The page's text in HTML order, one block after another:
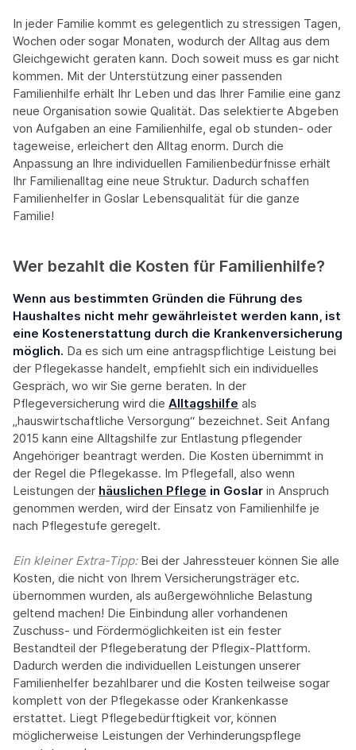
In jeder Familie kommt es gelegentlich zu stressigen Tagen,
Wochen oder sogar Monaten, wodurch der Alltag aus dem
Gleichgewicht geraten kann. Doch soweit muss es gar nicht
kommen. Mit der Unterstützung einer passenden
Familienhilfe erhält Ihr Leben und das Ihrer Familie eine ganz
neue Organisation sowie Qualität. Das selektierte Abgeben
von Aufgaben an eine Familienhilfe, egal ob stunden- oder
tageweise, erleichert den Alltag enorm. Durch die
Anpassung an Ihre individuellen Familienbedürfnisse erhält
Ihr Familienalltag eine neue Struktur. Dadurch schaffen
Familienhelfer in Goslar Lebensqualität für die ganze
Familie!
Wer bezahlt die Kosten für Familienhilfe?
Wenn aus bestimmten Gründen die Führung des
Haushaltes nicht mehr gewährleistet werden kann, ist
eine Kostenerstattung durch die Krankenversicherung
möglich. Da es sich um eine antragspflichtige Leistung bei
der Pflegekasse handelt, empfiehlt sich ein individuelles
Gespräch, wo wir Sie gerne beraten. In der
Pflegeversicherung wird die Alltagshilfe als
„hauswirtschaftliche Versorgung“ bezeichnet. Seit Anfang
2015 kann eine Alltagshilfe zur Entlastung pflegender
Angehöriger beantragt werden. Die Kosten übernimmt in
der Regel die Pflegekasse. Im Pflegefall, also wenn
Leistungen der häuslichen Pflege in Goslar in Anspruch
genommen werden, wird der Einsatz von Familienhilfe je
nach Pflegestufe geregelt.
Ein kleiner Extra-Tipp:‍ Bei der Jahressteuer können Sie alle
Kosten, die nicht von Ihrem Versicherungsträger etc.
übernommen wurden, als außergewöhnliche Belastung
geltend machen! Die Einbindung aller vorhandenen
Zuschuss- und Fördermöglichkeiten ist ein fester
Bestandteil der Pflegeberatung der Pflegix-Plattform.
Dadurch werden die individuellen Leistungen unserer
Familienhelfer bezahlbarer und die Kosten teilweise sogar
komplett von der Pflegekasse oder Krankenkasse
erstattet. Liegt Pflegebedürftigkeit vor, können
möglicherweise Leistungen der Verhinderungspflege